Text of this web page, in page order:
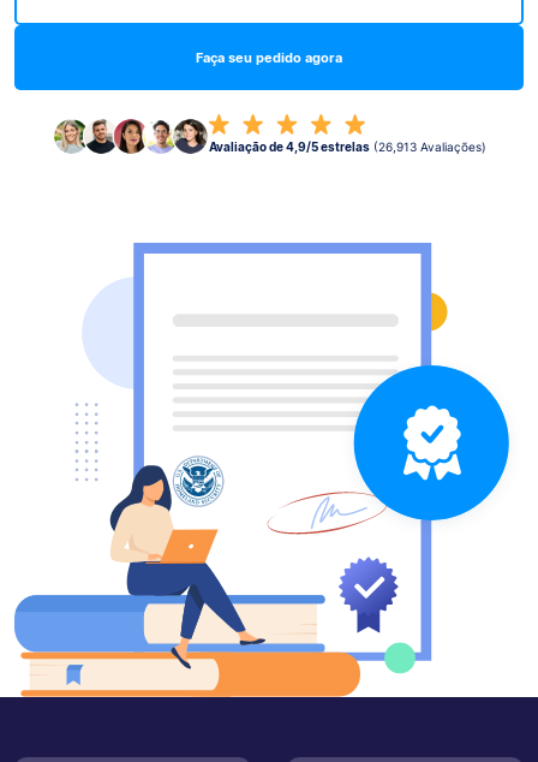
Faça seu pedido agora
Avaliação de 4,9/5 estrelas (26,913 Avaliações)